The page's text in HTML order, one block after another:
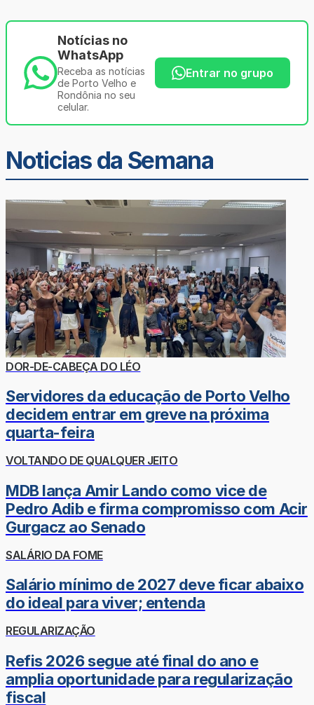
Notícias no
WhatsApp
Receba as notícias
de Porto Velho e
Rondônia no seu
celular.
Entrar no grupo
Noticias da Semana
DOR-DE-CABEÇA DO LÉO
Servidores da educação de Porto Velho
decidem entrar em greve na próxima
quarta-feira
VOLTANDO DE QUALQUER JEITO
MDB lança Amir Lando como vice de
Pedro Adib e firma compromisso com Acir
Gurgacz ao Senado
SALÁRIO DA FOME
Salário mínimo de 2027 deve ficar abaixo
do ideal para viver; entenda
REGULARIZAÇÃO
Refis 2026 segue até final do ano e
amplia oportunidade para regularização
fiscal